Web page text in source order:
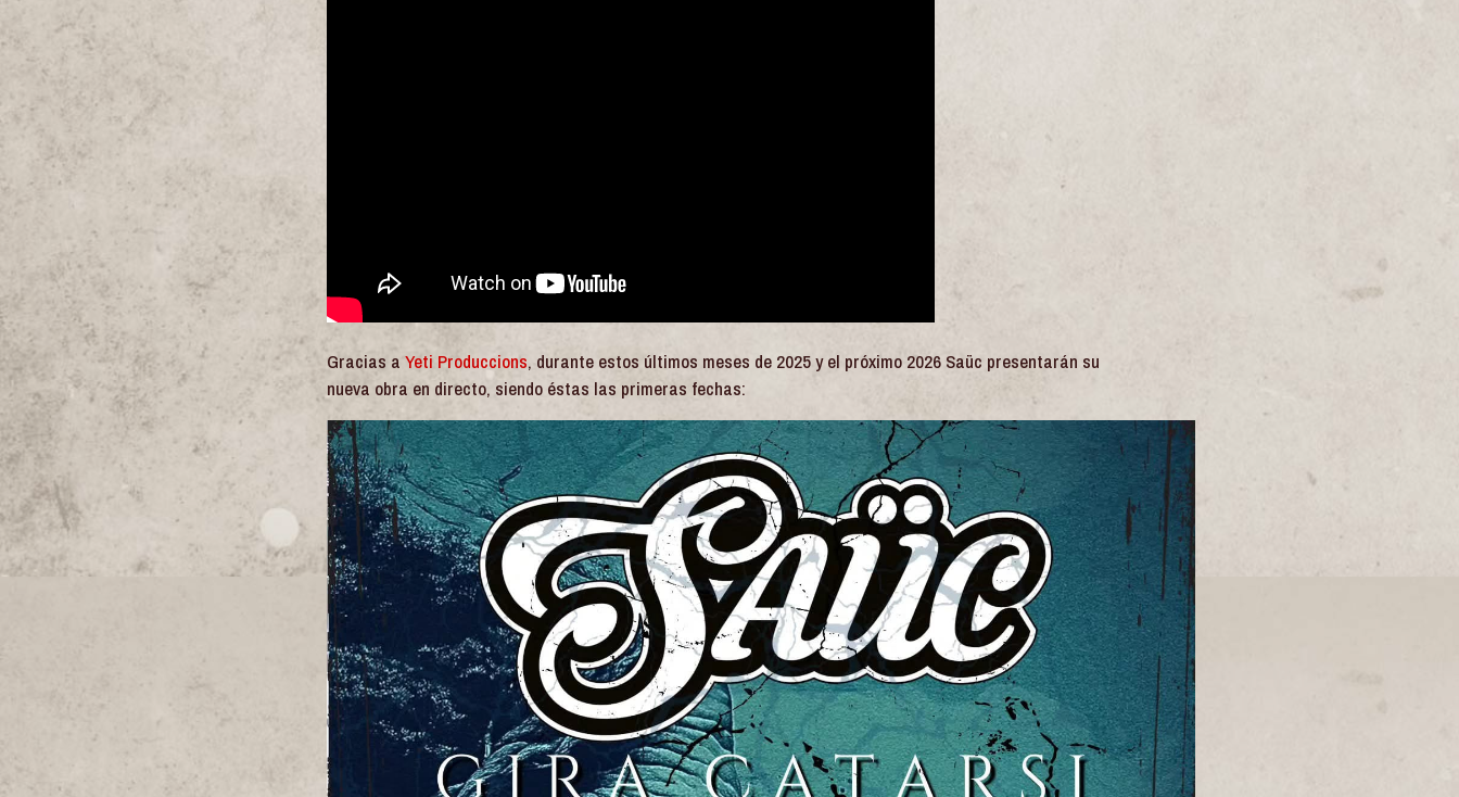
Gracias a Yeti Produccions, durante estos últimos meses de 2025 y el próximo 2026 Saüc presentarán su
nueva obra en directo, siendo éstas las primeras fechas: